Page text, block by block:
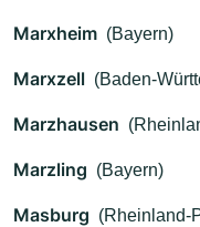
Marxheim (Bayern)
Marxzell (Baden-
Marzhausen
Marzling (Bayern)
Masburg (Rheinland-